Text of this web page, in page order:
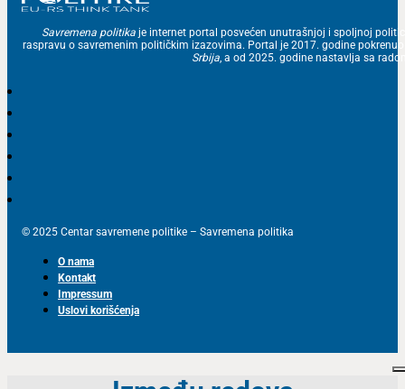
Savremena politika je internet portal posvećen unutrašnjoj i spoljnoj
raspravu o savremenim političkim izazovima. Portal je 2017. godine
Srbija, a od 2025. godine nastavlja sa
© 2025 Centar savremene politike – Savremena politika
O nama
Kontakt
Impressum
Uslovi korišćenja